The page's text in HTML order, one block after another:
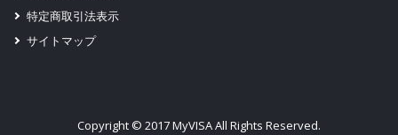
特定商取引法表示
サイトマップ
Copyright © 2017 MyVISA All Rights Reserved.